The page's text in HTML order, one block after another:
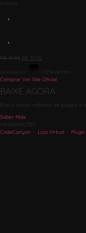
Licença
‹
›
R$49,90 R$ 33,90
ou troque por 2.034 pontos
Comprar Ver Site Oficial
BAIXE AGORA
Este e outros milhares de plugins e
Saber Mais
INFORMAÇÕES
CodeCanyon
Loja Virtual Plugin